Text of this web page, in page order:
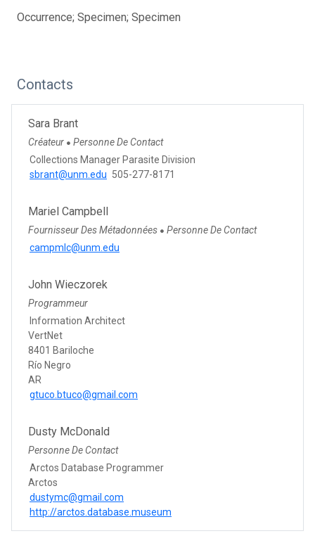
Occurrence; Specimen; Specimen
Contacts
Sara Brant
Créateur ● Personne De Contact
Collections Manager Parasite Division
sbrant@unm.edu 505-277-8171
Mariel Campbell
Fournisseur Des Métadonnées ● Personne De Contact
campmlc@unm.edu
John Wieczorek
Programmeur
Information Architect
VertNet
8401 Bariloche
Río Negro
AR
gtuco.btuco@gmail.com
Dusty McDonald
Personne De Contact
Arctos Database Programmer
Arctos
dustymc@gmail.com
http://arctos.database.museum